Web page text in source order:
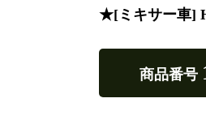
★[ミキサー車]
商品番号